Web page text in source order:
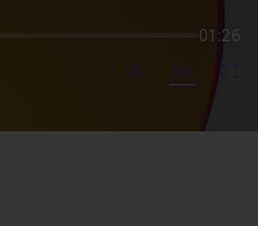
01:26
mute video
Subtitles